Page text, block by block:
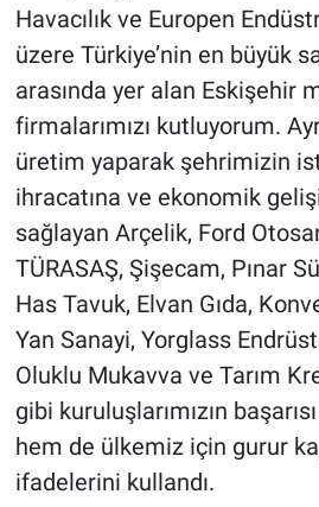
Havacılık ve Europen
üzere Türkiye’nin en büyük
arasında yer alan Eskişehir
firmalarımızı kutluyorum.
üretim yaparak şehrimizin
ihracatına ve ekonomik
sağlayan Arçelik, Ford
TÜRASAŞ, Şişecam, Pınar
Has Tavuk, Elvan Gıda,
Yan Sanayi, Yorglass
Oluklu Mukavva ve Tarım
gibi kuruluşlarımızın
hem de ülkemiz için gurur
ifadelerini kullandı.